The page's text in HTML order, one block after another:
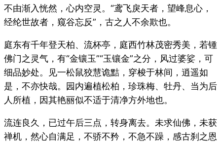
不由渐入恍然，心内空灵。“鸢飞戾天者，望峰息心，
经纶世故者，窥谷忘反”，古之人不余欺也。
庭东有千年登天柏、流杯亭，庭西竹林茂密秀美，若锺
佛门之灵气，有“金镶玉”“玉镶金”之分，风过婆娑，可
细品妙处。见一松鼠狡慧诡黠，穿梭于林间，逍遥如
是，不亦快哉。园内遍植松柏，珍珠梅、牡丹、当为后
人所植，因其艳丽似不适于清净方外地也。
流连良久，已过午后三点，转身离去。未求仙佛，未获
禅机，然心自满足，不骄不矜，不急不躁，感古刹之恩